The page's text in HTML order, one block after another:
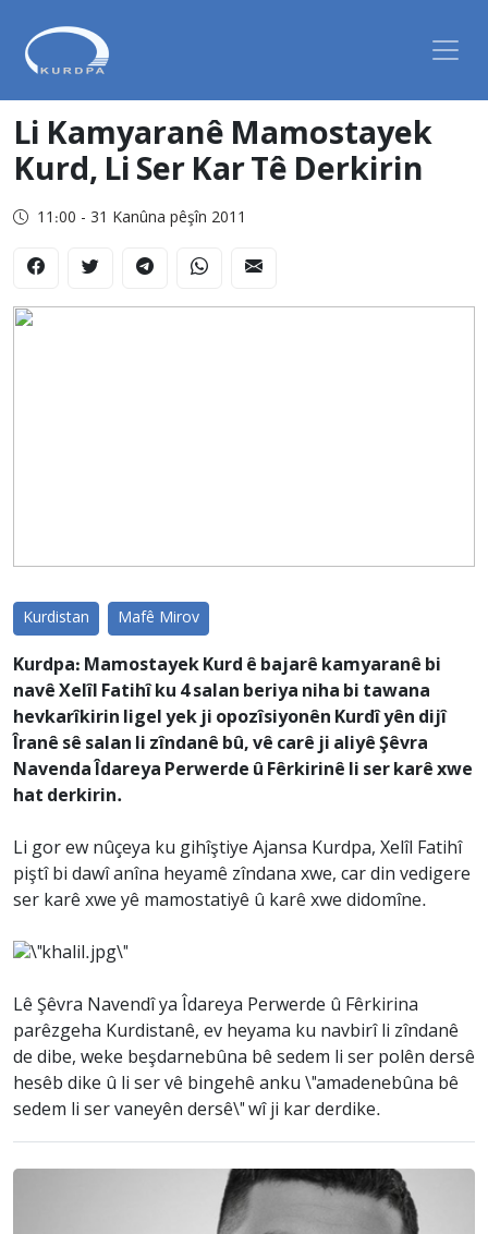
Li Kamyaranê Mamostayek
Kurd, Li Ser Kar Tê Derkirin
11:00 - 31 Kanûna pêşîn 2011
Kurdistan Mafê Mirov
Kurdpa: Mamostayek Kurd ê bajarê kamyaranê bi
navê Xelîl Fatihî ku 4 salan beriya niha bi tawana
hevkarîkirin ligel yek ji opozîsiyonên Kurdî yên dijî
Îranê sê salan li zîndanê bû, vê carê ji aliyê Şêvra
Navenda Îdareya Perwerde û Fêrkirinê li ser karê xwe
hat derkirin.
Li gor ew nûçeya ku gihîştiye Ajansa Kurdpa, Xelîl Fatihî
piştî bi dawî anîna heyamê zîndana xwe, car din vedigere
ser karê xwe yê mamostatiyê û karê xwe didomîne.
Lê Şêvra Navendî ya Îdareya Perwerde û Fêrkirina
parêzgeha Kurdistanê, ev heyama ku navbirî li zîndanê
de dibe, weke beşdarnebûna bê sedem li ser polên dersê
hesêb dike û li ser vê bingehê anku \"amadenebûna bê
sedem li ser vaneyên dersê\" wî ji kar derdike.